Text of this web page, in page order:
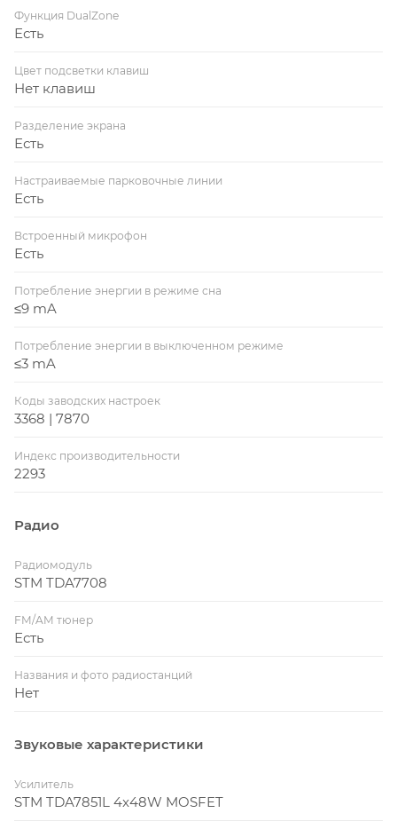
Функция DualZone
Есть
Цвет подсветки клавиш
Нет клавиш
Разделение экрана
Есть
Настраиваемые парковочные линии
Есть
Встроенный микрофон
Есть
Потребление энергии в режиме сна
≤9 mA
Потребление энергии в выключенном режиме
≤3 mA
Коды заводских настроек
3368 | 7870
Индекс производительности
2293
Радио
Радиомодуль
STM TDA7708
FM/AM тюнер
Есть
Названия и фото радиостанций
Нет
Звуковые характеристики
Усилитель
STM TDA7851L 4x48W MOSFET